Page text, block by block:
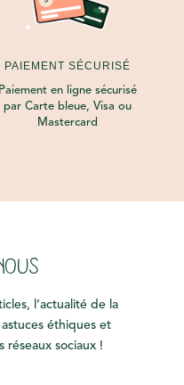
PAIEMENT SÉCURISÉ
Paiement en ligne sécurisé
par Carte bleue, Visa ou
Mastercard
l’actualité de la
éthiques et
réseaux sociaux !